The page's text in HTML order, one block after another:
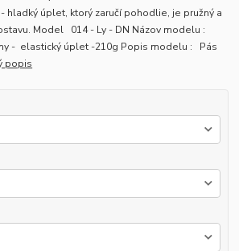
hladký úplet, ktorý zaručí pohodlie, je pružný a
Model 014 - Ly - DN Názov modelu :
- elastický úplet -210g Popis modelu : Pás
popis